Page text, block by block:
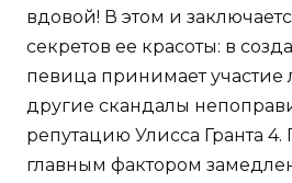
вдовой! В этом и
секретов ее красоты: в
певица принимает участие
другие скандалы
репутацию Улисса Гранта 4.
главным фактором